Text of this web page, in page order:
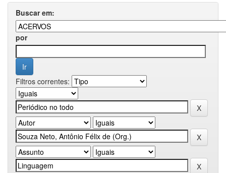
Buscar em:
por
Filtros correntes: